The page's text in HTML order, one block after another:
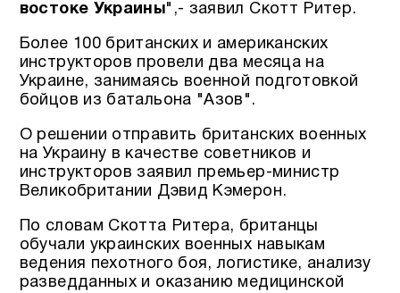
востоке Украины",- заявил Скотт Ритер.
Более 100 британских и американских
инструкторов провели два месяца на
Украине, занимаясь военной подготовкой
бойцов из батальона "Азов".
О решении отправить британских военных
на Украину в качестве советников и
инструкторов заявил премьер-министр
Великобритании Дэвид Кэмерон.
По словам Скотта Ритера, британцы
обучали украинских военных навыкам
ведения пехотного боя, логистике, анализу
разведданных и оказанию медицинской